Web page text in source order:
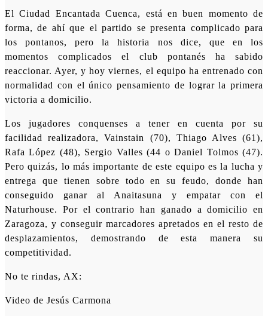
El Ciudad Encantada Cuenca, está en buen momento de
forma, de ahí que el partido se presenta complicado para
los pontanos, pero la historia nos dice, que en los
momentos complicados el club pontanés ha sabido
reaccionar. Ayer, y hoy viernes, el equipo ha entrenado con
normalidad con el único pensamiento de lograr la primera
victoria a domicilio.
Los jugadores conquenses a tener en cuenta por su
facilidad realizadora, Vainstain (70), Thiago Alves (61),
Rafa López (48), Sergio Valles (44 o Daniel Tolmos (47).
Pero quizás, lo más importante de este equipo es la lucha y
entrega que tienen sobre todo en su feudo, donde han
conseguido ganar al Anaitasuna y empatar con el
Naturhouse. Por el contrario han ganado a domicilio en
Zaragoza, y conseguir marcadores apretados en el resto de
desplazamientos, demostrando de esta manera su
competitividad.
No te rindas, AX:
Video de Jesús Carmona